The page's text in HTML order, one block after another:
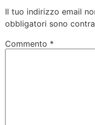
Il tuo indirizzo email
obbligatori sono
Commento *